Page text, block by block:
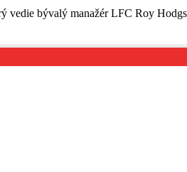
vedie bývalý manažér LFC Roy